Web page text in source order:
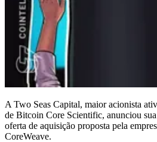
A Two Seas Capital, maior acionista
de Bitcoin Core Scientific, anunciou
oferta de aquisição proposta pela
CoreWeave.